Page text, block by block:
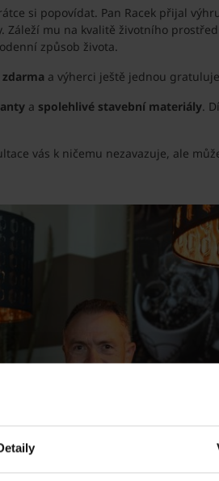
si popovídat. Pan Racek přijal
mu na kvalitě životního
způsob života.
a výherci ještě jednou
a spolehlivé stavební materiály.
vás k ničemu nezavazuje, ale